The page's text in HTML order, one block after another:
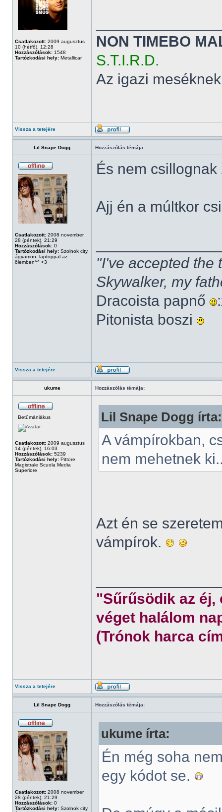
Csatlakozott: 2009 augusztus
10 (hétfő), 12:28
Hozzászólások: 1548
Tartózkodási hely: Metallicar
NON TIMEBO
S.T.I.R.D.
Az igazi
Vissza a tetejére
Lil Snape Dogg Hozzászólás témája:
Csatlakozott: 2008 november
28 (péntek), 21:29
Hozzászólások: 0
Tartózkodási hely: Szolnok city,
ágyamon, laptoppal az
ölemben^^ <3
És nem csillognak
Ajj én a múltkor
"I've accepted the
Skywalker, my
Dracoista papnő
Pitonista boszi
Vissza a tetejére
ukume Hozzászólás témája:
Betűmániákus
Csatlakozott: 2009 augusztus
14 (péntek), 16:03
Hozzászólások: 5239
Tartózkodási hely: Pittore
Magistrale Scuola Media
Superiore
Lil Snape Dogg írta:
A vámpírokban,
nem mehetnek
Azt én se
vámpírok.
"Sűrűsödik az éj,
véget halálom
(Trónok harca
Vissza a tetejére
Lil Snape Dogg Hozzászólás témája:
Csatlakozott: 2008 november
28 (péntek), 21:29
Hozzászólások: 0
Tartózkodási hely: Szolnok city,
ukume írta:
Én még soha
egy kódot se.